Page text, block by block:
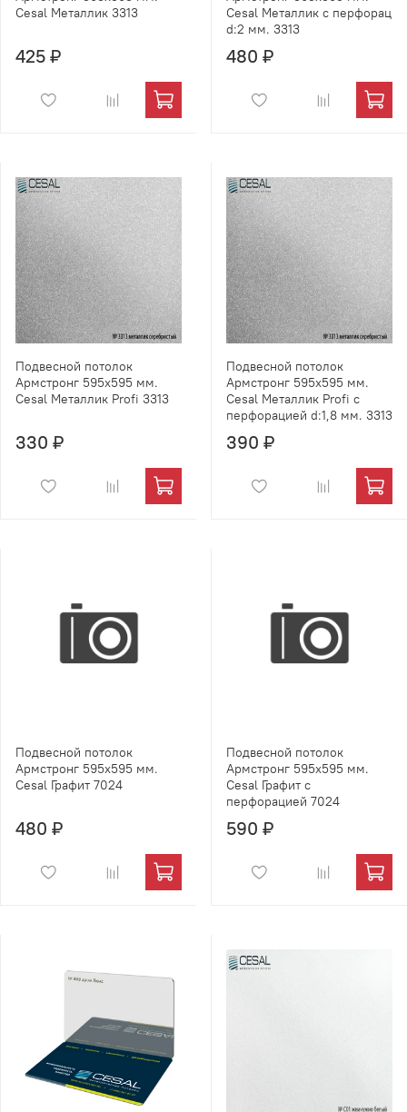
Cesal Металлик 3313
425 ₽
Cesal Металлик с перфорац
d:2 мм. 3313
480 ₽
Подвесной потолок
Армстронг 595х595 мм.
Cesal Металлик Profi 3313
330 ₽
Подвесной потолок
Армстронг 595х595 мм.
Cesal Металлик Profi с
перфорацией d:1,8 мм. 3313
390 ₽
Подвесной потолок
Армстронг 595х595 мм.
Cesal Графит 7024
480 ₽
Подвесной потолок
Армстронг 595х595 мм.
Cesal Графит с
перфорацией 7024
590 ₽